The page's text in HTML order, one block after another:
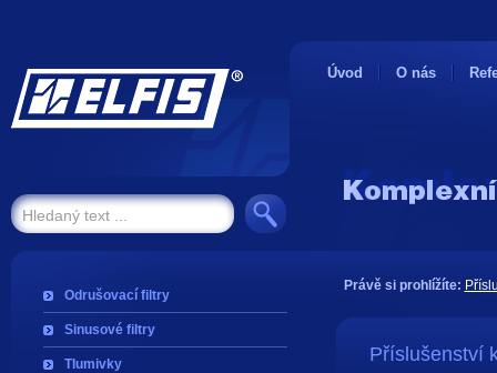
Úvod O nás
Odrušovací filtry
Sinusové filtry
Tlumivky
Právě si prohlížíte:
Příslušenství